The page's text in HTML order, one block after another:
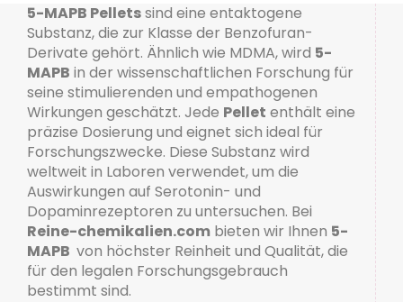
5-MAPB Pelletssind eine entaktogene
Substanz, die zur Klasse der Benzofuran-
Derivate gehört. Ähnlich wie MDMA, wird 5-
MAPB in der wissenschaftlichen Forschung für
seine stimulierenden und empathogenen
Wirkungen geschätzt. Jede Pellet enthält eine
präzise Dosierung und eignet sich ideal für
Forschungszwecke. Diese Substanz wird
weltweit in Laboren verwendet, um die
Auswirkungen auf Serotonin- und
Dopaminrezeptoren zu untersuchen. Bei
Reine-chemikalien.com bieten wir Ihnen 5-
MAPB von höchster Reinheit und Qualität, die
für den legalen Forschungsgebrauch
bestimmt sind.